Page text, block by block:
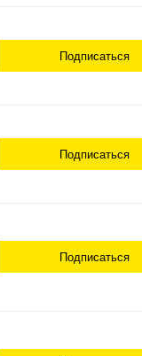
Подписаться
Подписаться
Подписаться